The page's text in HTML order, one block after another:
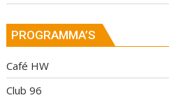
PROGRAMMA’S
Café HW
Club 96